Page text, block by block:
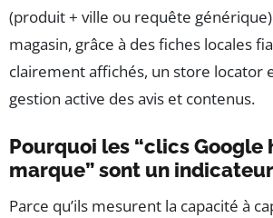
(produit + ville ou requête
magasin, grâce à des fiches locales
clairement affichés, un store locator
gestion active des avis et contenus.
Pourquoi les “clics Google
marque” sont un
Parce qu’ils mesurent la capacité à